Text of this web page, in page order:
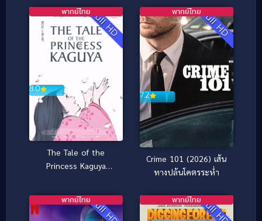
ปราสาทใต้สมุทร (1983)
Full HD
8.0
พากย์ไทย
The Tale of the
Princess Kaguya
Full HD
7.2
พากย์ไทย
Crime 101 (2026) เส้น
ทางปล้นโคตรระห่ำ
Full HD
พากย์ไทย Full HD
พากย์ไทย